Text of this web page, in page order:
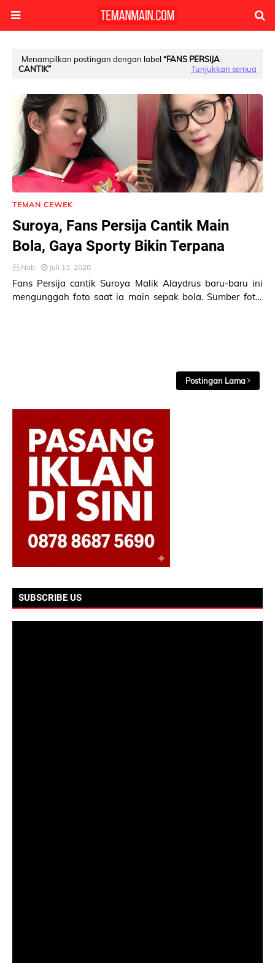
Menampilkan postingan dengan label
FANS PERSIJA
CANTIK
Tunjukkan semua
TEMAN CEWEK
Suroya, Fans Persija Cantik Main
Bola, Gaya Sporty Bikin Terpana
Nab Juli 13, 2020
Fans Persija cantik Suroya Malik Alaydrus baru-baru ini
mengunggah foto saat ia main sepak bola. Sumber foto:
Postingan Lama
SUBSCRIBE US